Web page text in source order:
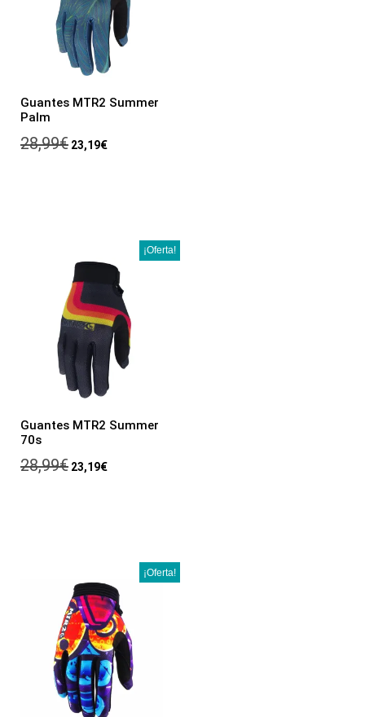
Guantes MTR2 Summer
Palm
28,99€ 23,19€
¡Oferta!
Guantes MTR2 Summer
70s
28,99€ 23,19€
¡Oferta!